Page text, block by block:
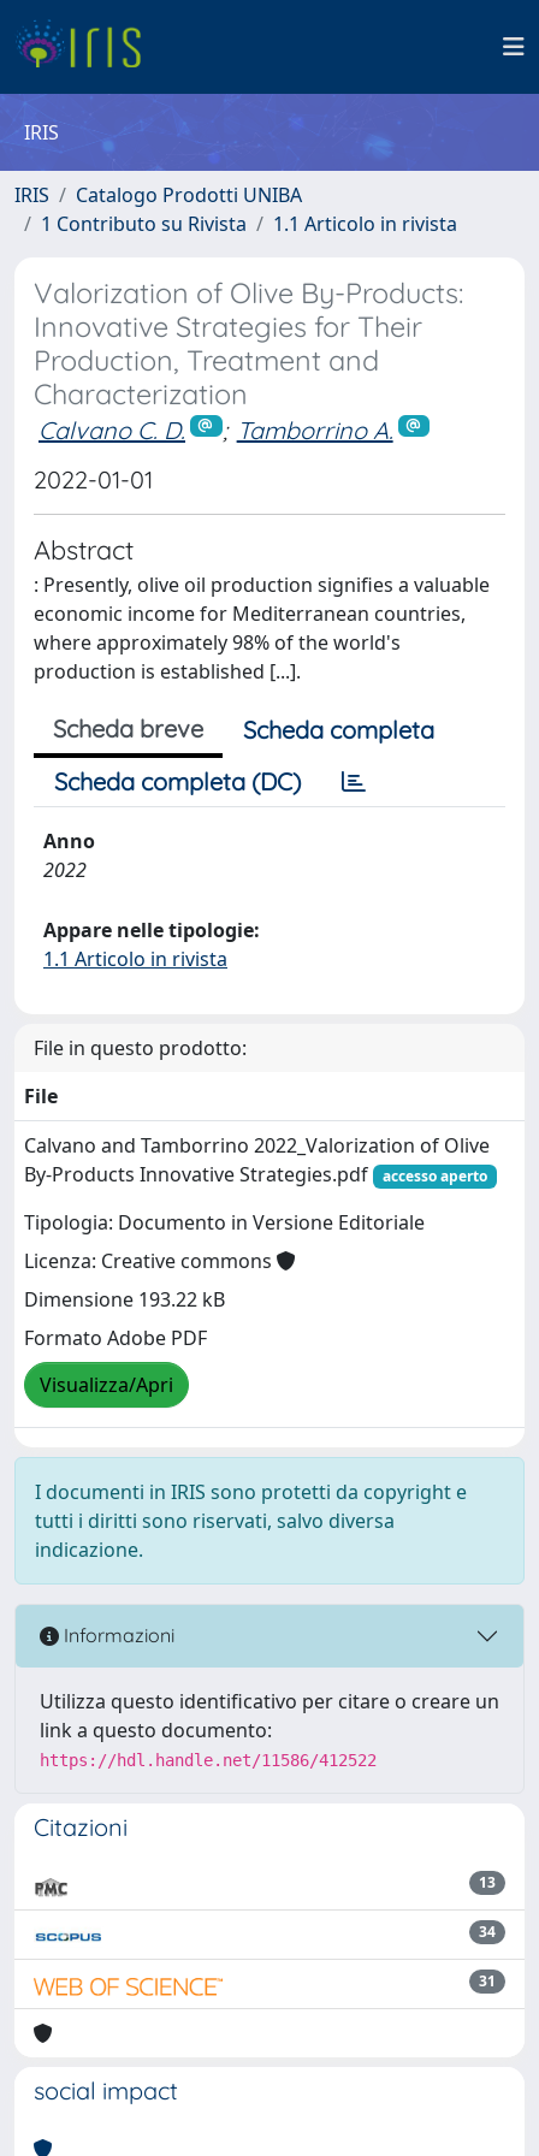
IRIS
IRIS
Catalogo Prodotti UNIBA
1 Contributo su Rivista
1.1 Articolo in rivista
Valorization of Olive By-Products:
Innovative Strategies for Their
Production, Treatment and
Characterization
Calvano C. D. ; Tamborrino A.
2022-01-01
Abstract
: Presently, olive oil production signifies a valuable
economic income for Mediterranean countries,
where approximately 98% of the world's
production is established [...].
Scheda breve
Scheda completa
Scheda completa (DC)
Anno
2022
Appare nelle tipologie:
1.1 Articolo in rivista
File in questo prodotto:
File
Calvano and Tamborrino 2022_Valorization of Olive
By-Products Innovative Strategies.pdf
accesso aperto
Tipologia: Documento in Versione Editoriale
Licenza: Creative commons
Dimensione 193.22 kB
Formato Adobe PDF
Visualizza/Apri
I documenti in IRIS sono protetti da copyright e
tutti i diritti sono riservati, salvo diversa
indicazione.
Informazioni
Utilizza questo identificativo per citare o creare un
link a questo documento:
https://hdl.handle.net/11586/412522
Citazioni
13
34
31
social impact